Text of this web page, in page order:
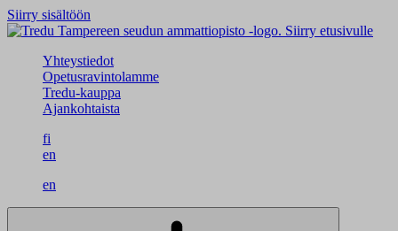
Siirry sisältöön
Siirry etusivulle
Yhteystiedot
Opetusravintolamme
Tredu-kauppa
Ajankohtaista
fi
en
en